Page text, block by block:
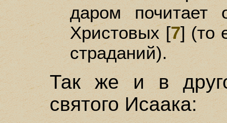
даром почитает
Христовых [7] (то
страданий).
Так же и в
святого Исаака: